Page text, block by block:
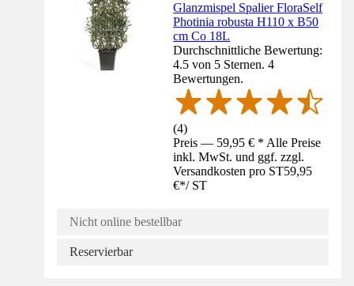
Glanzmispel Spalier FloraSelf
Photinia robusta H110 x B50
cm Co 18L
Durchschnittliche Bewertung:
4.5 von 5 Sternen. 4
Bewertungen.
(4)
Preis — 59,95 € * Alle Preise
inkl. MwSt. und ggf. zzgl.
Versandkosten pro ST59,95
€*/ ST
Nicht online bestellbar
Reservierbar